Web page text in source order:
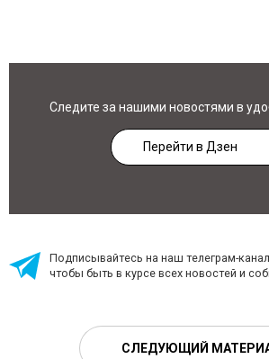
Следите за нашими новостями в
Перейти в Дзен
Подписывайтесь на наш телеграм-канал
чтобы быть в курсе всех новостей и
СЛЕДУЮЩИЙ